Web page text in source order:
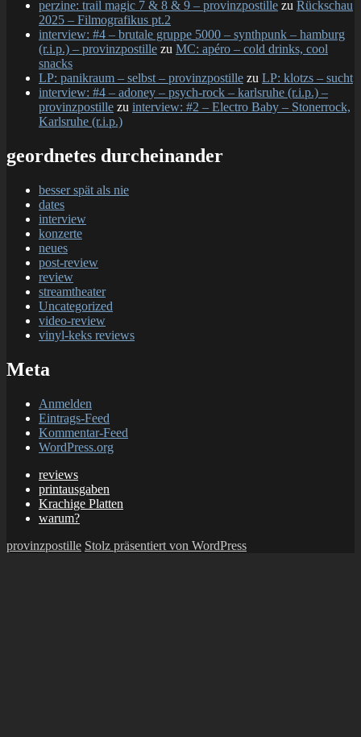
perzine: trail magic 7 & 8 & 9 – provinzpostille zu Rückschau
2025 – Filmografikus pt.2
interview: #4 – brutale gruppe 5000 – synthpunk – hamburg
(r.i.p.) – provinzpostille zu MC: apéro – cold drinks, cool
snacks
LP: panikraum – selbst – provinzpostille zu LP: klotzs – sucht
interview: #4 – adoney – psych-rock – karlsruhe (r.i.p.) –
provinzpostille zu interview: #2 – Electro Baby – Stonerrock,
Karlsruhe (r.i.p.)
geordnetes durcheinander
besser spät als nie
dates
interview
konzerte
neues
post-review
review
streamtheater
Uncategorized
video-review
vinyl-keks reviews
Meta
Anmelden
Eintrags-Feed
Kommentar-Feed
WordPress.org
reviews
printausgaben
Krachige Platten
warum?
provinzpostille Stolz präsentiert von WordPress